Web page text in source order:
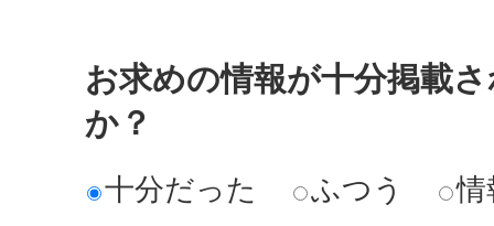
お求めの情報が十分掲載
か？
十分だった ふつう 情